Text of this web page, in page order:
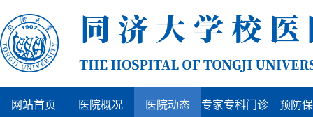
网站首页 医院概况 医院动态 专家专科门诊 预防